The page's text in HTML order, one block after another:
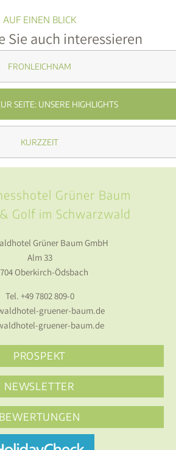
FRONLEICHNAM
SEITE: UNSERE HIGHLIGHTS
KURZZEIT
Grüner Baum
Golf im Schwarzwald
Grüner Baum GmbH
Alm 33
Oberkirch-Ödsbach
Tel. +49 7802 809-0
gruener-baum.de
gruener-baum.de
PROSPEKT
NEWSLETTER
BEWERTUNGEN